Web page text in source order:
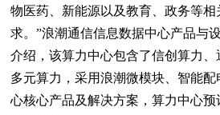
物医药、新能源以及教育、政务等
求。”浪潮通信信息数据中心产品与
介绍，该算力中心包含了信创算力
多元算力，采用浪潮微模块、智能
心核心产品及解决方案，算力中心预